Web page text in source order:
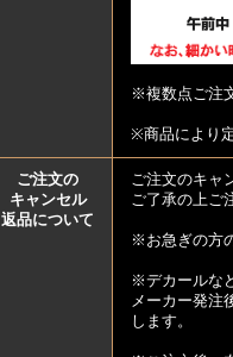
※複数点ご注
※商品により
ご注文の
キャンセル
返品について
ご注文のキャ
ご了承の上ご
※お急ぎの方
※デカールな
メーカー発注
します。